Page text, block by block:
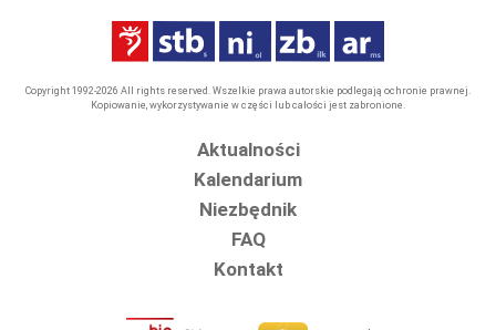
Copyright 1992-2026 All rights reserved. Wszelkie prawa autorskie podlegają ochronie prawnej.
Kopiowanie, wykorzystywanie w części lub całości jest zabronione.
Aktualności
Kalendarium
Niezbędnik
FAQ
Kontakt